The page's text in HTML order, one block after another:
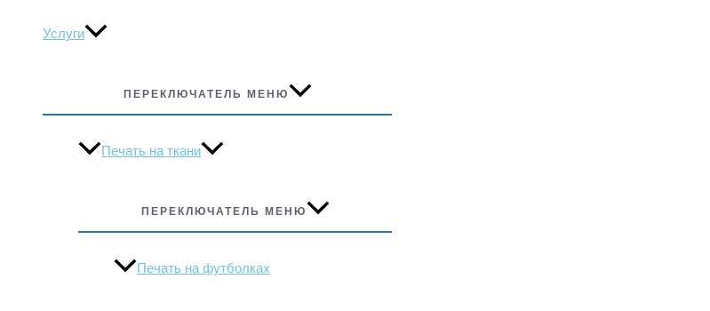
Услуги
ПЕРЕКЛЮЧАТЕЛЬ МЕНЮ
Печать на ткани
ПЕРЕКЛЮЧАТЕЛЬ МЕНЮ
Печать на футболках